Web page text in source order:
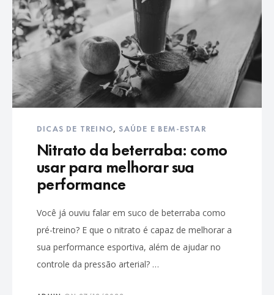
DICAS DE TREINO, SAÚDE E BEM-ESTAR
Nitrato da beterraba: como
usar para melhorar sua
performance
Você já ouviu falar em suco de beterraba como
pré-treino? E que o nitrato é capaz de melhorar a
sua performance esportiva, além de ajudar no
controle da pressão arterial? …